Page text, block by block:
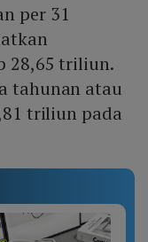
per 31
28,65 triliun.
tahunan atau
triliun pada